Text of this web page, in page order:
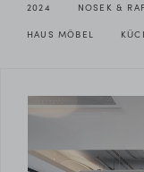
2024 NOSEK &
HAUS MÖBEL